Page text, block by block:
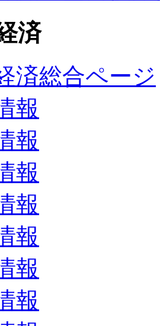
済
済総合ページ
報
報
報
報
報
報
報